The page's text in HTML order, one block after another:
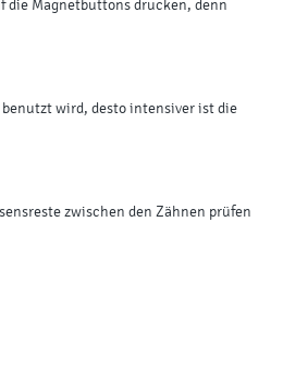
die Magnetbuttons drucken, denn
wird, desto intensiver ist die
zwischen den Zähnen prüfen